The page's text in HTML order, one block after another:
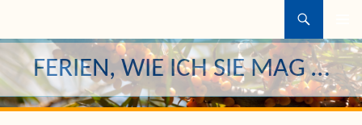
INHALT
SPRINGEN
FERIEN, WIE ICH SIE MAG …